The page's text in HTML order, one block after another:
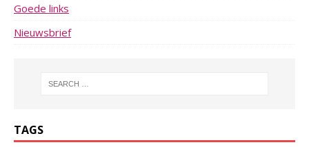
Goede links
Nieuwsbrief
TAGS